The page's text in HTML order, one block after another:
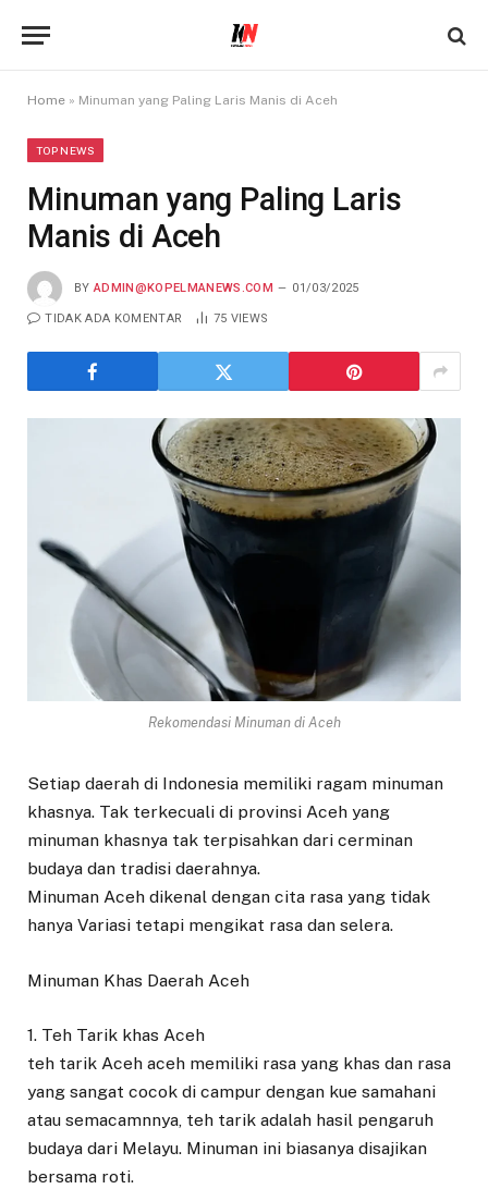
Home » Minuman yang Paling Laris Manis di Aceh
TOP NEWS
Minuman yang Paling Laris
Manis di Aceh
BY ADMIN@KOPELMANEWS.COM 01/03/2025
TIDAK ADA KOMENTAR 75 VIEWS
Rekomendasi Minuman di Aceh
Setiap daerah di Indonesia memiliki ragam minuman
khasnya. Tak terkecuali di provinsi Aceh yang
minuman khasnya tak terpisahkan dari cerminan
budaya dan tradisi daerahnya.
Minuman Aceh dikenal dengan cita rasa yang tidak
hanya Variasi tetapi mengikat rasa dan selera.
Minuman Khas Daerah Aceh
1. Teh Tarik khas Aceh
teh tarik Aceh aceh memiliki rasa yang khas dan rasa
yang sangat cocok di campur dengan kue samahani
atau semacamnnya, teh tarik adalah hasil pengaruh
budaya dari Melayu. Minuman ini biasanya disajikan
bersama roti.